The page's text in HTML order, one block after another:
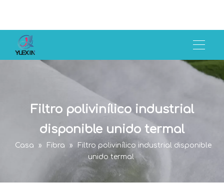
Filtro polivinílico industrial
disponible unido termal
Casa » Fibra »
Filtro polivinílico industrial disponible
unido termal